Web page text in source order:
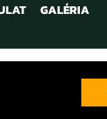
GALÉRIA